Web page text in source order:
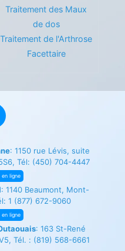
Traitement des Maux
de dos
Traitement de l'Arthrose
Facettaire
: 1150 rue Lévis, suite
Tél: (450) 704-4447
ligne
: 1140 Beaumont, Mont-
1 (877) 672-9060
ligne
: 163 St-René
Tél. : (819) 568-6661